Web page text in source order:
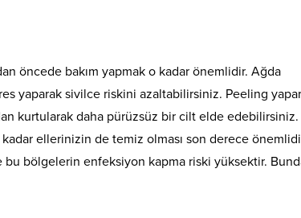
öncede bakım yapmak o kadar önemlidir. Ağda
yaparak sivilce riskini azaltabilirsiniz. Peeling
kurtularak daha pürüzsüz bir cilt elde edebilirsiniz.
ellerinizin de temiz olması son derece
bu bölgelerin enfeksiyon kapma riski yüksektir.